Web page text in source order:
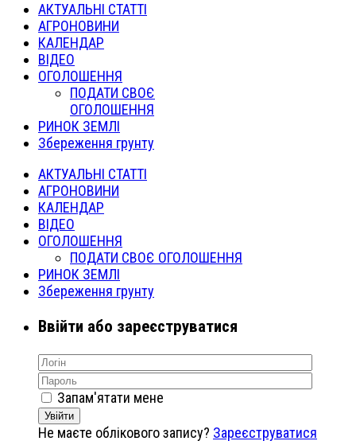
АКТУАЛЬНІ СТАТТІ
АГРОНОВИНИ
КАЛЕНДАР
ВІДЕО
ОГОЛОШЕННЯ
ПОДАТИ СВОЄ
ОГОЛОШЕННЯ
РИНОК ЗЕМЛІ
Збереження грунту
АКТУАЛЬНІ СТАТТІ
АГРОНОВИНИ
КАЛЕНДАР
ВІДЕО
ОГОЛОШЕННЯ
ПОДАТИ СВОЄ ОГОЛОШЕННЯ
РИНОК ЗЕМЛІ
Збереження грунту
Ввійти або зареєструватися
Запам'ятати мене
Увійти
Не маєте облікового запису? Зареєструватися